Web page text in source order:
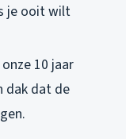
je ooit wilt
10 jaar
dak dat de